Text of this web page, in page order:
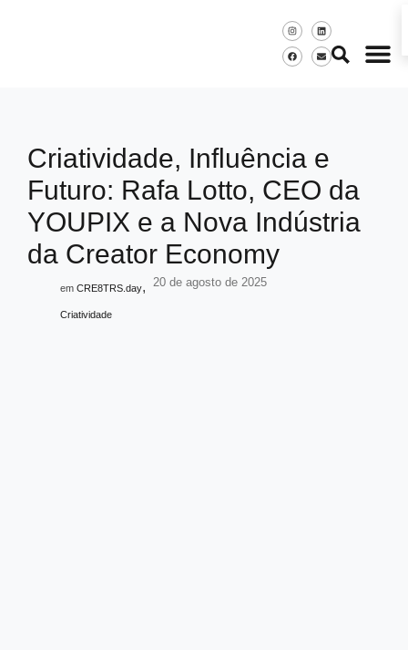
Criatividade, Influência e
Futuro: Rafa Lotto, CEO da
YOUPIX e a Nova Indústria
da Creator Economy
em CRE8TRS.day,
Criatividade
20 de agosto de 2025